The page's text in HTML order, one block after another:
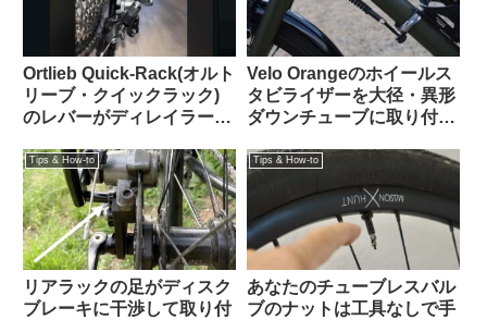
Ortlieb Quick-Rack(オルト
リーブ・クイックラック)
のレバーがディレイラーの
する時の解決法
Velo Orangeのホイールス
タビライザーを大径・異形
ダウンチューブに取り付け
金物を使ってDIY】
Tips & How-to
リアラックの足がディスク
ブレーキに干渉して取り付
Tips & How-to
あなたのチューブレスバル
ブのナットは工具なしで手